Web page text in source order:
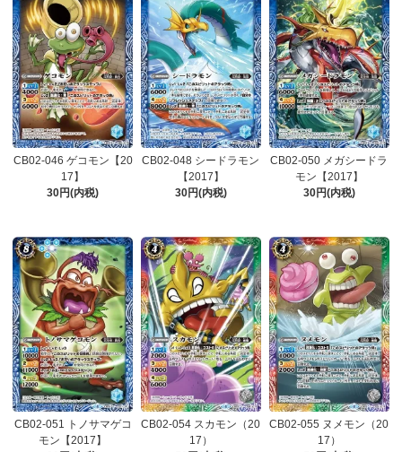
CB02-046 ゲコモン【20
17】
30円(内税)
CB02-048 シードラモン
【2017】
30円(内税)
CB02-050 メガシードラ
モン【2017】
30円(内税)
CB02-051 トノサマゲコ
モン【2017】
CB02-054 スカモン（20
17）
CB02-055 ヌメモン（20
17）